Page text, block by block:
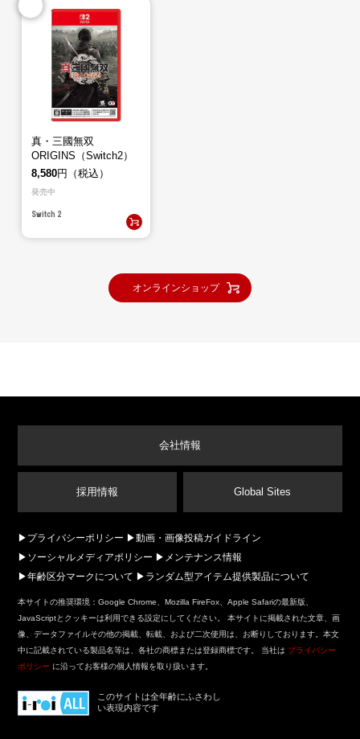
真・三國無双
ORIGINS（Switch2）
8,580円（税込）
発売中
Switch 2
オンラインショップ
会社情報
採用情報 Global Sites
プライバシーポリシー
動画・画像投稿ガイドライン
ソーシャルメディアポリシー
メンテナンス情報
年齢区分マークについて
ランダム型アイテム提供製品について
本サイトの推奨環境：Google Chrome、Mozilla FireFox、Apple Safariの最新版、
JavaScriptとクッキーは利用できる設定にしてください。 本サイトに掲載された文章、画
像、データファイルその他の掲載、転載、および二次使用は、お断りしております。本文
中に記載されている製品名等は、各社の商標または登録商標です。 当社は プライバシー
ポリシー に沿ってお客様の個人情報を取り扱います。
このサイトは全年齢にふさわし
い表現内容です